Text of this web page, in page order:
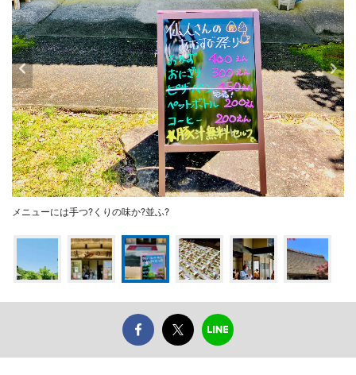
メニューには手つ?くりの味か?並ふ?